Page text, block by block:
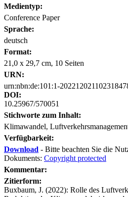
Medientyp:
Conference Paper
Sprache:
deutsch
Format:
21,0 x 29,7 cm, 10 Seiten
URN:
urn:nbn:de:101:1-
DOI:
10.25967/570051
Stichworte zum Inhalt:
Klimawandel,
Verfügbarkeit:
Download - Bitte beachten Sie die
Dokuments: Copyright protected
Kommentar:
Zitierform:
Buxbaum, J. (2022): Rolle des